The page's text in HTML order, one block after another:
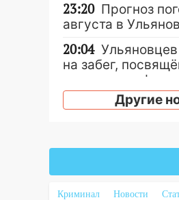
23:20 Прогноз
августа в
20:04
на забег,
воздушного
19:12 В
прошлого своего
18:02 В
баскетбола!
Другие
Криминал Новости